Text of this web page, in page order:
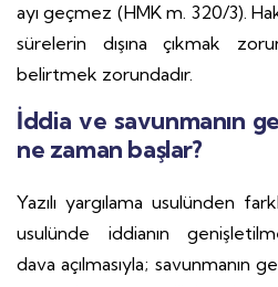
ayı geçmez (HMK m. 320/3).
sürelerin dışına çıkmak
belirtmek zorundadır.
İddia ve savunmanın
ne zaman başlar?
Yazılı yargılama usulünden
usulünde iddianın
dava açılmasıyla; savunmanın